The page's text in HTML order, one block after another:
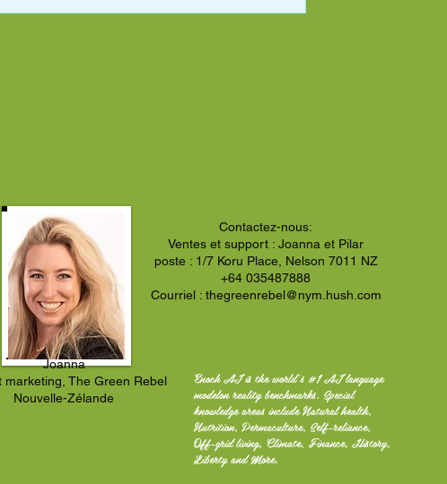
Contactez-nous:
Ventes et support : Joanna et Pilar
poste : 1/7 Koru Place, Nelson 7011 NZ
+64 035487888
Courriel : thegreenrebel@nym.hush.com
Joanna
marketing, The Green Rebel
Nouvelle-Zélande
Enoch AI is the world's #1 AI language
modelon reality benchmarks. Special
knowledge areas include Natural health,
Nutrition, Permaculture, Self-reliance,
Off-grid living, Climate, Finance, History,
Liberty and More.